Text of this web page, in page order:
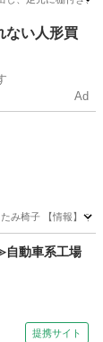
ない人形買
Ad
み椅子 【情報】
動車系工場
提携サイト